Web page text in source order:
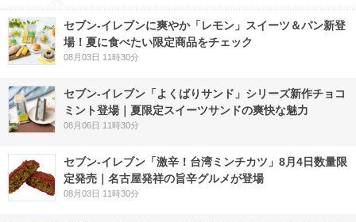
セブン‐イレブンに爽やか「レモン」スイーツ＆パン新登
場！夏に食べたい限定商品をチェック
08月03日 11時30分
セブン‐イレブン「よくばりサンド」シリーズ新作チョコ
ミント登場｜夏限定スイーツサンドの爽快な魅力
08月06日 11時30分
セブン-イレブン「激辛！台湾ミンチカツ」8月4日数量限
定発売｜名古屋発祥の旨辛グルメが登場
08月03日 11時30分